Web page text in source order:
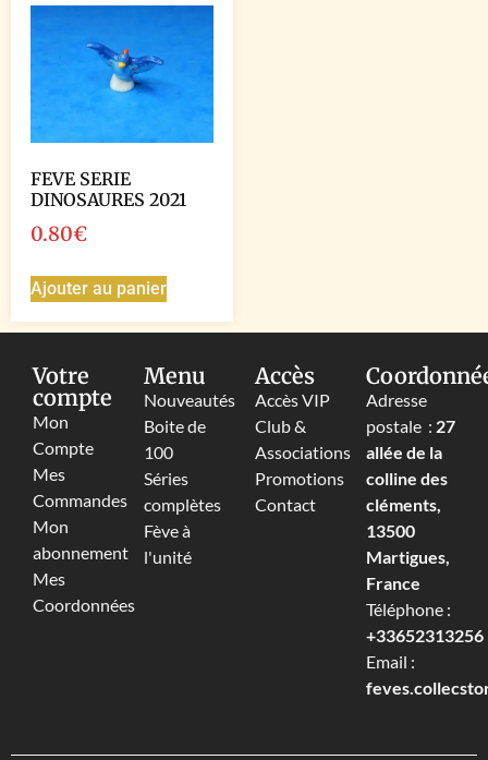
FEVE SERIE
DINOSAURES 2021
0.80€
Ajouter au panier
Votre
compte
Mon
Compte
Mes
Commandes
Mon
abonnement
Mes
Coordonnées
Menu
Nouveautés
Boite de
100
Séries
complètes
Fève à
l'unité
Accès
Accès VIP
Club &
Associations
Promotions
Contact
Adresse
postale : 27
allée de la
colline des
cléments,
13500
Martigues,
France
Téléphone :
+33652313256‬
Email :